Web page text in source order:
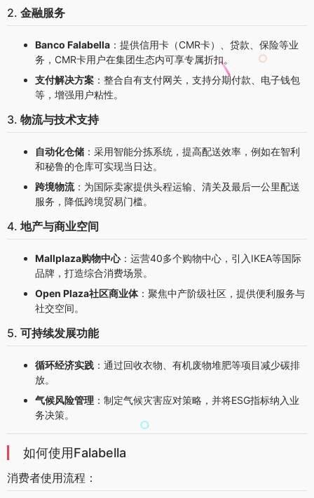
2. 金融服务
Banco Falabella ：提供信用卡（CMR卡）、贷款、保险等业
务，CMR卡用户在集团生态内可享专属折扣。
支付解决方案 ：整合自有支付网关，支持分期付款、电子钱包
等，增强用户粘性。
3. 物流与技术支持
自动化仓储 ：采用智能分拣系统，提高配送效率，例如在智利
和秘鲁的仓库可实现当日达。
跨境物流：为国际卖家提供头程运输、清关及最后一公里配送
服务，降低跨境贸易门槛。
4. 地产与商业空间
Mallplaza购物中心：运营40多个购物中心，引入IKEA等国际
品牌，打造综合消费场景。
Open Plaza社区商业体：聚焦中产阶级社区，提供便利服务与
社交空间。
5. 可持续发展功能
循环经济实践 ：通过回收衣物、有机废物堆肥等项目减少碳排
放。
气候风险管理 ：制定气候灾害应对策略，并将ESG指标纳入业
务决策。
如何使用Falabella
消费者使用流程：